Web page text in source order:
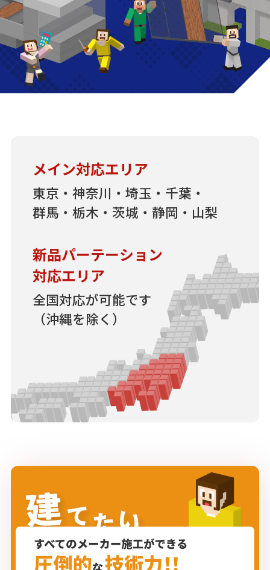
メイン対応エリア
東京・神奈川・埼玉・千葉・
群馬・栃木・茨城・静岡・山梨
新品パーテーション
対応エリア
全国対応が可能です
（沖縄を除く）